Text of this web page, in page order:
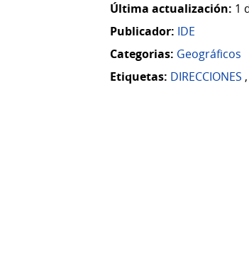
Última actualización: 1
Publicador: IDE
Categorias: Geográficos
Etiquetas: DIRECCIONES ,